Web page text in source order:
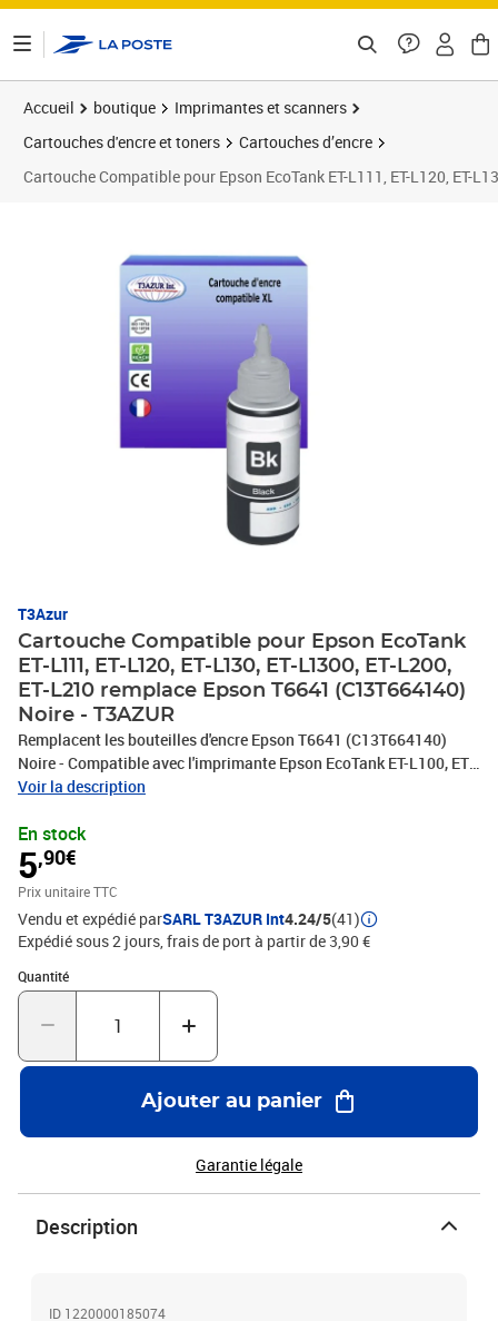
Accueil boutique
Imprimantes et scanners
Cartouches d'encre et toners
Cartouches d’encre
Cartouche Compatible pour Epson EcoTank ET-L111, ET-L120, ET-
T3Azur
Cartouche Compatible pour Epson EcoTank
ET-L111, ET-L120, ET-L130, ET-L1300, ET-L200,
ET-L210 remplace Epson T6641 (C13T664140)
Noire - T3AZUR
Remplacent les bouteilles d'encre Epson T6641 (C13T664140)
Noire - Compatible avec l'imprimante Epson EcoTank ET-L100, ET-
L110, ET-L111, ET-L120, ET-L130, ET-L1300, ET-L200, ET-L210, ET-
ET-L350, ET-L355, ET-L360, ET-L361, ET-L362, ET-L365, ET-L375,
ET-L380, ET-L380 , ET-L382, ET-L383, ET-L385, ET-L386, ET-L395,
ET-L396, ET-L405, ET-L455, ET-L475, ET-L485, ET-L486, ET-L495,
ET-L550, ET-L555, ET-L565, ET-L575, ET-M100, ET-M105, ET-M200,
E-T2500, ET-2550, ET-2600, ET-2610, ET-2650, ET-4500, ITS-L3050,
ITS-L3060, ITS-L3070 - Ce lot comprend: 1 Noire (70ml) avec un
rendement de 5% , repondent à toutes les normes européennes ISO
9001/14001, STMC, CE, ROHS - 100% Compatible - Encre de haute
qualité qui garantie une excellence qualité d'impression - Marque
Voir la description
En stock
5,90€
Prix unitaire TTC
Vendu et expédié parSARL T3AZUR Int4.24/5(41)
Expédié sous 2 jours, frais de port à partir de 3,90 €
Quantité
Quantité : 1
Ajouter au panier
Garantie légale
Description
ID 1220000185074